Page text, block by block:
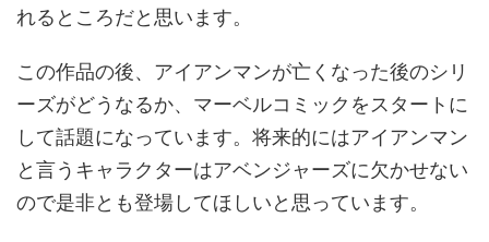
れるところだと思います。
この作品の後、アイアンマンが亡くなった後のシリ
ーズがどうなるか、マーベルコミックをスタートに
して話題になっています。将来的にはアイアンマン
と言うキャラクターはアベンジャーズに欠かせない
ので是非とも登場してほしいと思っています。